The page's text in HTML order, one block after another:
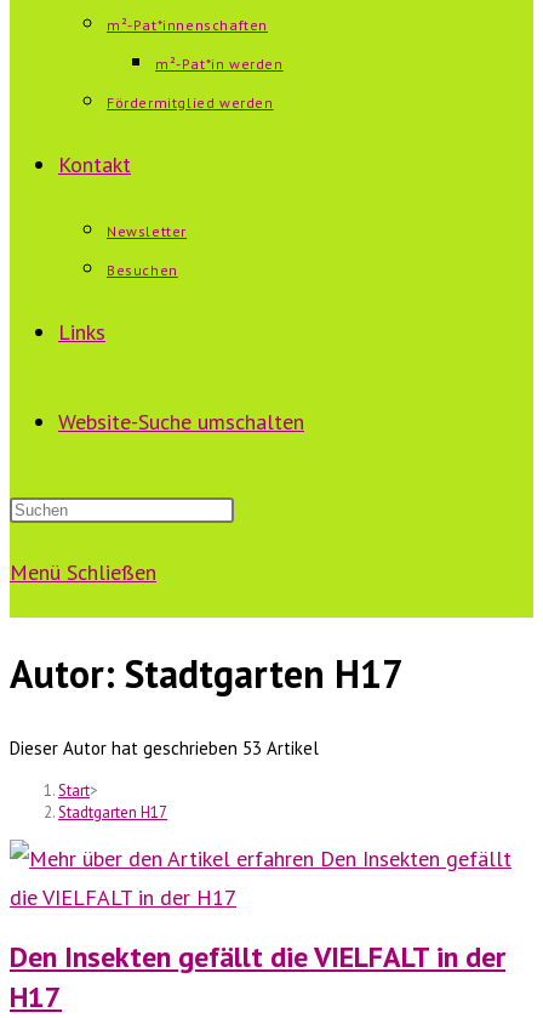
m²-Pat*innenschaften
m²-Pat*in werden
Fördermitglied werden
Kontakt
Newsletter
Besuchen
Links
Website-Suche umschalten
Menü Schließen
Autor: Stadtgarten H17
Dieser Autor hat geschrieben 53 Artikel
Start>
Stadtgarten H17
Den Insekten gefällt die VIELFALT in der
H17